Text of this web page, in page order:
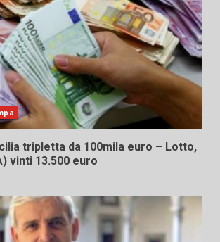
tripletta da 100mila euro – Lotto,
vinti 13.500 euro